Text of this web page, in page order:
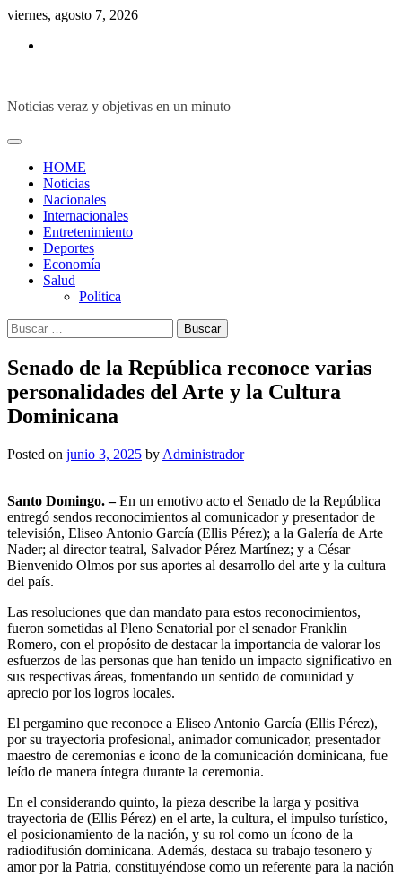
Skip
content
viernes, agosto 7, 2026
Noticias veraz y objetivas en un minuto
HOME
Noticias
Nacionales
Internacionales
Entretenimiento
Deportes
Economía
Salud
Política
Buscar:
Senado de la República reconoce varias
personalidades del Arte y la Cultura
Dominicana
Posted on junio 3, 2025 by Administrador
Santo Domingo. –En un emotivo acto el Senado de la República
entregó sendos reconocimientos al comunicador y presentador de
televisión, Eliseo Antonio García (Ellis Pérez); a la Galería de Arte
Nader; al director teatral, Salvador Pérez Martínez; y a César
Bienvenido Olmos por sus aportes al desarrollo del arte y la cultura
del país.
Las resoluciones que dan mandato para estos reconocimientos,
fueron sometidas al Pleno Senatorial por el senador Franklin
Romero, con el propósito de destacar la importancia de valorar los
esfuerzos de las personas que han tenido un impacto significativo en
sus respectivas áreas, fomentando un sentido de comunidad y
aprecio por los logros locales.
El pergamino que reconoce a Eliseo Antonio García (Ellis Pérez),
por su trayectoria profesional, animador comunicador, presentador
maestro de ceremonias e icono de la comunicación dominicana, fue
leído de manera íntegra durante la ceremonia.
En el considerando quinto, la pieza describe la larga y positiva
trayectoria de (Ellis Pérez) en el arte, la cultura, el impulso turístico,
el posicionamiento de la nación, y su rol como un ícono de la
radiodifusión dominicana. Además, destaca su trabajo tesonero y
amor por la Patria, constituyéndose como un referente para la nación